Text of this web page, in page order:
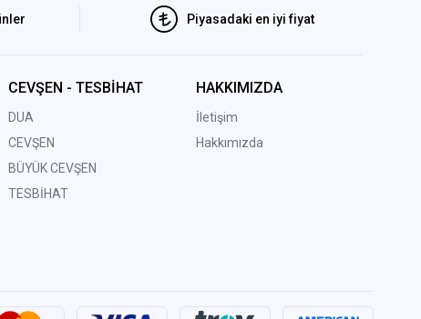
Piyasadaki en iyi fiyat
CEVŞEN - TESBİHAT
DUA
CEVŞEN
BÜYÜK CEVŞEN
TESBİHAT
HAKKIMIZDA
İletişim
Hakkımızda